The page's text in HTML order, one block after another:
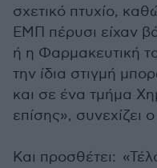
σχετικό πτυχίο,
ΕΜΠ πέρυσι είχαν
ή η Φαρμακευτική
την ίδια στιγμή
και σε ένα τμήμα
επίσης», συνεχίζει
Και προσθέτει: